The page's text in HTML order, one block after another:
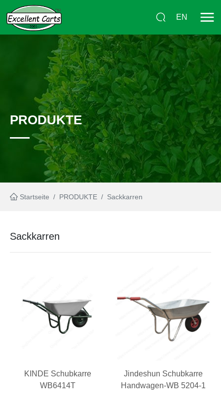
EN
PRODUKTE
Startseite / PRODUKTE / Sackkarren
Sackkarren
KINDE Schubkarre
WB6414T
Jindeshun Schubkarre
Handwagen-WB 5204-1